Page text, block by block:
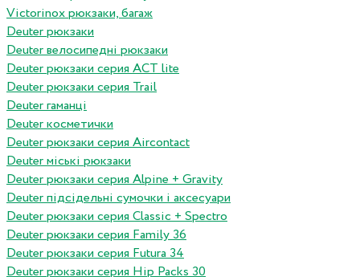
Victorinox рюкзаки, багаж
Deuter рюкзаки
Deuter велосипедні рюкзаки
Deuter рюкзаки серия ACT lite
Deuter рюкзаки серия Trail
Deuter гаманці
Deuter косметички
Deuter рюкзаки серия Aircontact
Deuter міські рюкзаки
Deuter рюкзаки серия Alpine + Gravity
Deuter підсідельні сумочки і аксесуари
Deuter рюкзаки серия Classic + Spectro
Deuter рюкзаки серия Family 36
Deuter рюкзаки серия Futura 34
Deuter рюкзаки серия Hip Packs 30